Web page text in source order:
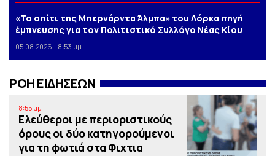
«Το σπίτι της Μπερνάρντα Άλμπα» του Λόρκα πηγή
έμπνευσης για τον Πολιτιστικό Συλλόγο Νέας Κίου
05.08.2026 - 8:53 μμ
ΡΟΗ ΕΙΔΗΣΕΩΝ
8:55 μμ
Ελεύθεροι με περιοριστικούς
όρους οι δύο κατηγορούμενοι
για τη φωτιά στα Φιχτια